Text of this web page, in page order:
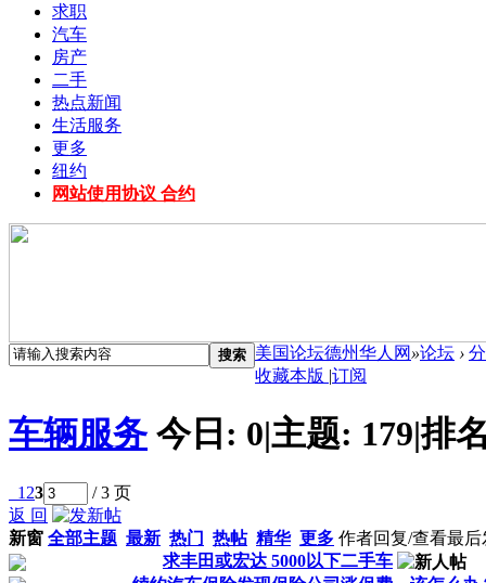
求职
汽车
房产
二手
热点新闻
生活服务
更多
纽约
网站使用协议 合约
搜索 美国论坛德州华人网 »论坛 ›
收藏本版 |订阅
车辆服务 今日: 0|主题: 179|排
1 23
/ 3 页
返 回
新窗 全部主题 最新 热门 热帖 精华 更多 作者回复/查看最后
求丰田或宏达 5000以下二手车